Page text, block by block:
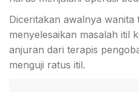
Diceritakan awalnya wanita
menyelesaikan masalah itil
anjuran dari terapis
menguji ratus itil.